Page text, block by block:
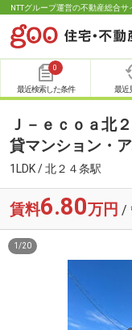
NTTグループ運営の不動産総合サ
0
最近検索した条件 最近
Ｊ－ｅｃｏａ北
貸マンション・
1LDK / 北２４条駅
賃料6.80万円 /
1 /20